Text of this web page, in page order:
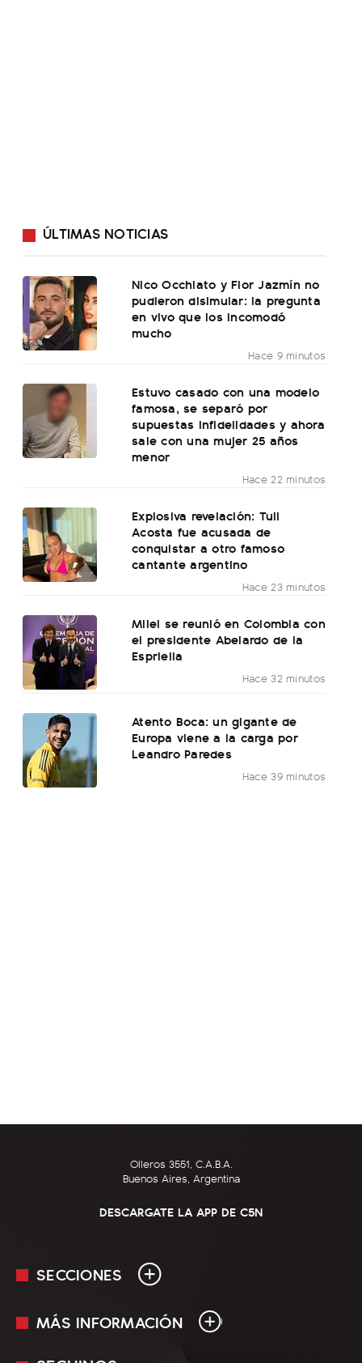
ÚLTIMAS NOTICIAS
Nico Occhiato y Flor Jazmín no
pudieron disimular: la pregunta
en vivo que los incomodó
mucho
Hace 9 minutos
Estuvo casado con una modelo
famosa, se separó por
supuestas infidelidades y ahora
sale con una mujer 25 años
menor
Hace 22 minutos
Explosiva revelación: Tuli
Acosta fue acusada de
conquistar a otro famoso
cantante argentino
Hace 23 minutos
Milei se reunió en Colombia con
el presidente Abelardo de la
Espriella
Hace 32 minutos
Atento Boca: un gigante de
Europa viene a la carga por
Leandro Paredes
Hace 39 minutos
Olleros 3551, C.A.B.A.
Buenos Aires, Argentina
DESCARGATE LA APP DE C5N
SECCIONES
En Vivo
MÁS INFORMACIÓN